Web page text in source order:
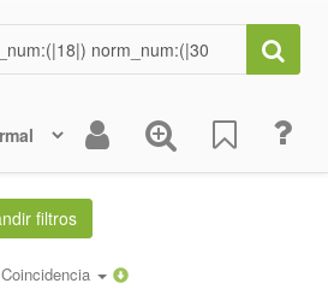
Coincidencia